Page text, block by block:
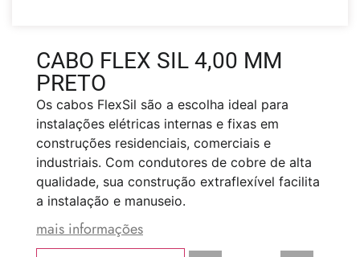
CABO FLEX SIL 4,00 MM
PRETO
Os cabos FlexSil são a escolha ideal para
instalações elétricas internas e fixas em
construções residenciais, comerciais e
industriais. Com condutores de cobre de alta
qualidade, sua construção extraflexível facilita
a instalação e manuseio.
mais informações